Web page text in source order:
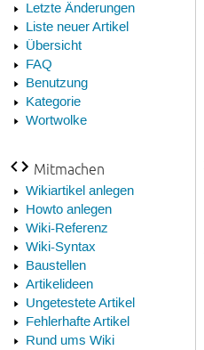
Letzte Änderungen
Liste neuer Artikel
Übersicht
FAQ
Benutzung
Kategorie
Wortwolke
Mitmachen
Wikiartikel anlegen
Howto anlegen
Wiki-Referenz
Wiki-Syntax
Baustellen
Artikelideen
Ungetestete Artikel
Fehlerhafte Artikel
Rund ums Wiki